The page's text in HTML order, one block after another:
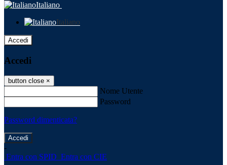
Italiano
Italiano
Accedi
Accedi
button close ×
Nome Utente
Password
Password dimenticata?
-
Entra con SPID Entra con CIE